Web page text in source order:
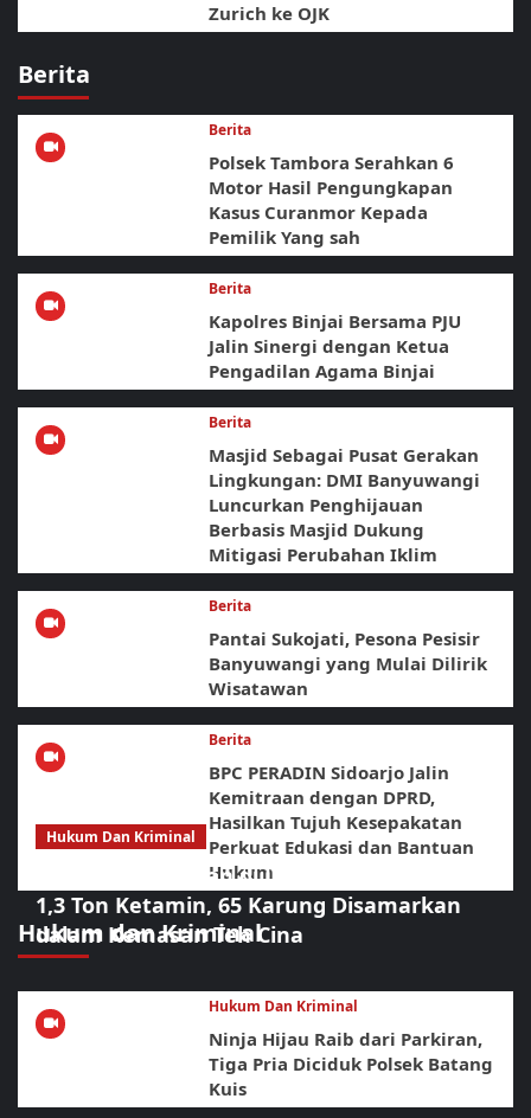
Zurich ke OJK
Berita
Berita
Polsek Tambora Serahkan 6
Motor Hasil Pengungkapan
Kasus Curanmor Kepada
Pemilik Yang sah
Berita
Kapolres Binjai Bersama PJU
Jalin Sinergi dengan Ketua
Pengadilan Agama Binjai
Berita
Masjid Sebagai Pusat Gerakan
Lingkungan: DMI Banyuwangi
Luncurkan Penghijauan
Berbasis Masjid Dukung
Mitigasi Perubahan Iklim
Berita
Pantai Sukojati, Pesona Pesisir
Banyuwangi yang Mulai Dilirik
Wisatawan
Berita
BPC PERADIN Sidoarjo Jalin
Kemitraan dengan DPRD,
Hasilkan Tujuh Kesepakatan
Perkuat Edukasi dan Bantuan
Hukum
Hukum dan Kriminal
Hukum Dan Kriminal
Operasi Gabungan di Laut Bintan Bongkar
1,3 Ton Ketamin, 65 Karung Disamarkan
dalam Kemasan Teh Cina
Hukum Dan Kriminal
Ninja Hijau Raib dari Parkiran,
Tiga Pria Diciduk Polsek Batang
Kuis